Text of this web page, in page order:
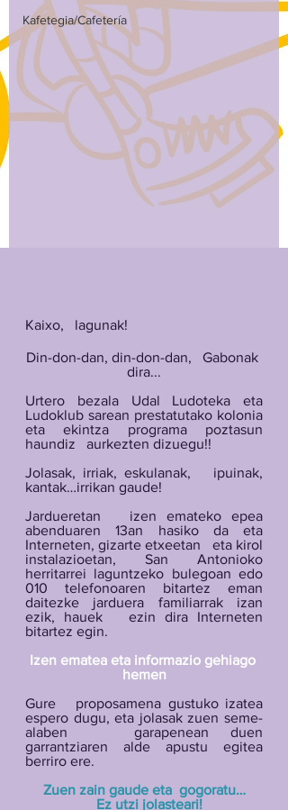
Kafetegia/Cafetería
Kaixo,   lagunak!
Din-don-dan, din-don-dan,   Gabonak
dira...
Urtero bezala Udal Ludoteka eta
Ludoklub sarean prestatutako kolonia
eta ekintza programa poztasun
haundiz   aurkezten dizuegu!!
Jolasak, irriak, eskulanak,   ipuinak,
kantak…irrikan gaude!
Jardueretan   izen emateko epea
abenduaren 13an hasiko da eta
Interneten, gizarte etxeetan   eta kirol
instalazioetan, San Antonioko
herritarrei laguntzeko bulegoan edo
010 telefonoaren bitartez eman
daitezke jarduera familiarrak izan
ezik, hauek   ezin dira Interneten
bitartez egin.
Izen ematea eta informazio gehiago
hemen
Gure   proposamena gustuko izatea
espero dugu, eta jolasak zuen seme-
alaben   garapenean duen
garrantziaren alde apustu egitea
berriro ere.
Zuen zain gaude eta  gogoratu…
   Ez utzi jolasteari!